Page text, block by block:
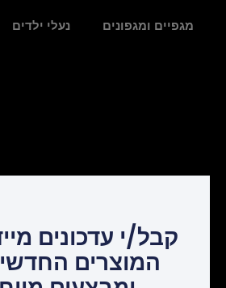
מגפיים ומגפונים נעלי ילדים
קבל/י עדכונים
המוצרים